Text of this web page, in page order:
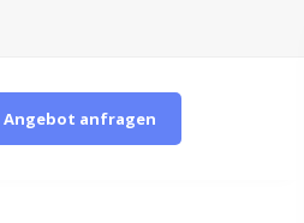
Angebot anfragen